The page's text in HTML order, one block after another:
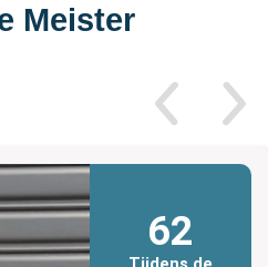
Meister
62